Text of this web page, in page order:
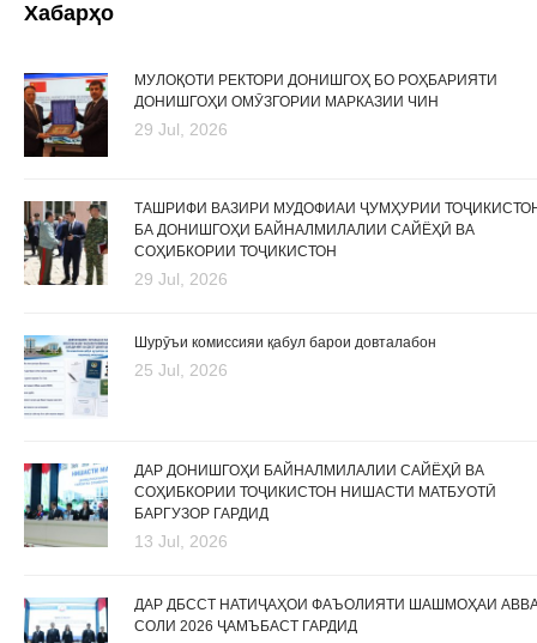
Хабарҳо
МУЛОҚОТИ РЕКТОРИ ДОНИШГОҲ БО РОҲБАРИЯТИ
ДОНИШГОҲИ ОМӮЗГОРИИ МАРКАЗИИ ЧИН
29 Jul, 2026
ТАШРИФИ ВАЗИРИ МУДОФИАИ ҶУМҲУРИИ
БА ДОНИШГОҲИ БАЙНАЛМИЛАЛИИ САЙЁҲӢ ВА
СОҲИБКОРИИ ТОҶИКИСТОН
29 Jul, 2026
Шурӯъи комиссияи қабул барои довталабон
25 Jul, 2026
ДАР ДОНИШГОҲИ БАЙНАЛМИЛАЛИИ САЙЁҲӢ ВА
СОҲИБКОРИИ ТОҶИКИСТОН НИШАСТИ МАТБУОТӢ
БАРГУЗОР ГАРДИД
13 Jul, 2026
ДАР ДБССТ НАТИҶАҲОИ ФАЪОЛИЯТИ ШАШМОҲАИ
СОЛИ 2026 ҶАМЪБАСТ ГАРДИД